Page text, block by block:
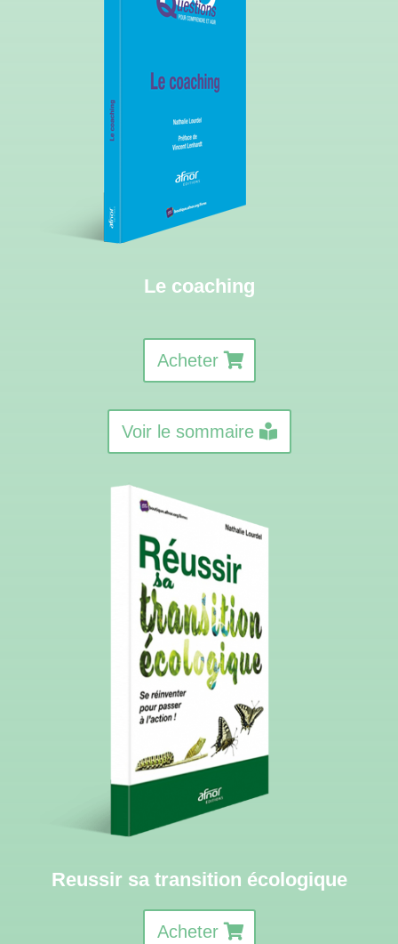
Le coaching
Acheter
Voir le sommaire
Reussir sa transition écologique
Acheter